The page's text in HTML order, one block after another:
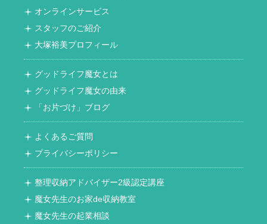
オンラインサービス
スタッフのご紹介
大塚裕美プロフィール
グッドライフ魔女とは
グッドライフ魔女の由来
「お片づけ」ブログ
よくあるご質問
プライバシーポリシー
整理収納アドバイザー2級認定講座
魔女先生のお家de収納教室
魔女先生の起業相談